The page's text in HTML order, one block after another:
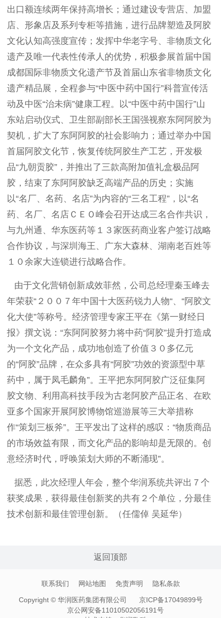
出口额连续两年保持高增长；通过建设专营店、加盟
店、形象店及系列专柜等措施，进行品牌塑造及阿胶
文化认知高强度宣传；发挥中华老字号、非物质文化
遗产及唯一代表性传承人的优势，积极参展首届中国
成都国际非物质文化遗产节及首届山东省非物质文化
遗产精品展，全程参与“中医中药中国行”科普宣传活
动及中医“治未病”健康工程。以“中医中药中国行”山
东站启动仪式、卫生部副部长王国强视察东阿阿胶为
契机，扩大了东阿阿胶的社会影响力；通过举办中国
首届阿胶文化节，恢复传统阿胶生产工艺，开发极
品“九朝贡胶”，并推出了三款高附加值礼盒极品阿
胶，结束了东阿阿胶缺乏高端产品的历史；实施
以“名厂、名药、名店”为内容的“三名工程”，以“名
药、名厂、名店ＣＥＯ峰会召开达成三名合作共识，
与九州通、华东医药等１３家医药商业客户签订战略
合作协议，与深圳海王、广东大森林、湖南老百姓等
１０余家大连锁进行战略合作。
由于文化营销创新成效菲然，公司总经理秦玉峰去
年荣获“２００７年中国十大医药锐力人物“、“阿胶文
化大使”等称号。经济管理专家王平在《第一财经日
报》撰文说：“东阿阿胶努力将中药“阿胶”提升打造成
为一个文化产品，成功地创造了价值３０多亿元
的“阿胶”品牌，在众多具有“阿胶”功效的资源型中草
药中，属于凤毛麟角”。王平把东阿阿胶广泛征集阿
胶文物、利用高科技手段为古老阿胶产品正名、在欧
亚多个国家开展阿胶博物馆巡游展等三大举措称
作“策划三板斧”。王平发出了这样的感叹：“物质商品
的市场效益有限，而文化产品的影响却是无限的。创
意经济时代，呼唤策划大师的不断涌现”。
据悉，此次经理人年会，整个华润系统共评出７个
获奖成果，获得最佳创新奖的共有２个单位，分最佳
技术创新和最佳管理创新。（任儒倬 吴延华）
返回顶部
联系我们 网站地图 免责声明 隐私条款
Copyright © 华润医药集团有限公司
京ICP备17049899号
京公网安备11010502056191号